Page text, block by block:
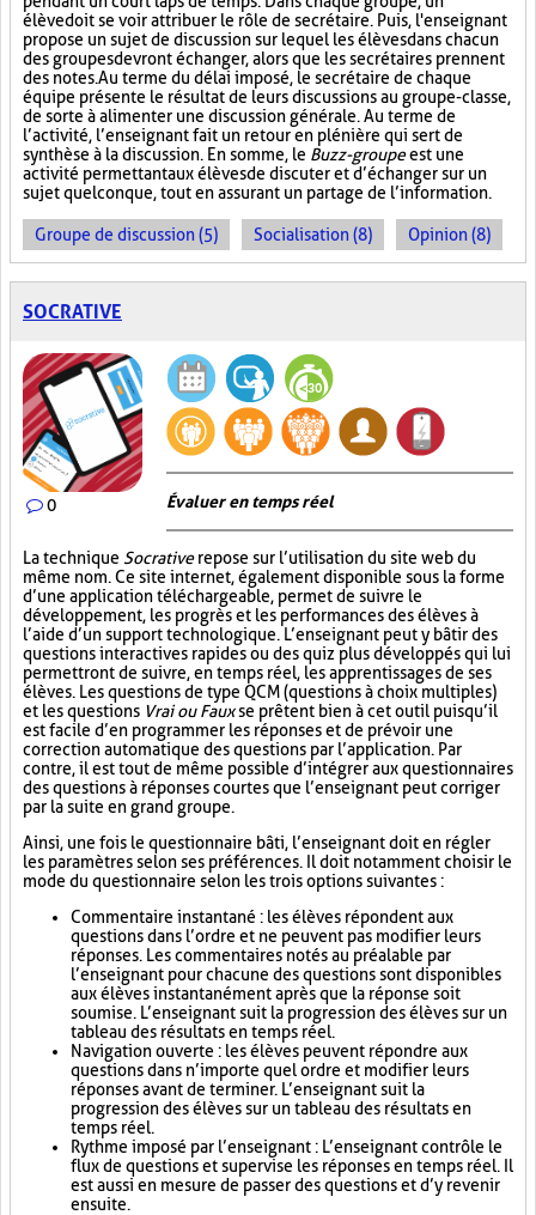
élève doit se voir attribuer le rôle de secrétaire. Puis, l'enseignant
propose un sujet de discussion sur lequel les élèves dans chacun
des groupes devront échanger, alors que les secrétaires prennent
des notes. Au terme du délai imposé, le secrétaire de chaque
équipe présente le résultat de leurs discussions au groupe-classe,
de sorte à alimenter une discussion générale. Au terme de
l’activité, l’enseignant fait un retour en plénière qui sert de
synthèse à la discussion. En somme, le Buzz-groupeest une
activité permettant aux élèves de discuter et d’échanger sur un
sujet quelconque, tout en assurant un partage de l’information.
Groupe de discussion (5) Socialisation (8) Opinion (8)
SOCRATIVE
0 Évaluer en temps réel
La technique Socrativerepose sur l’utilisation du site web du
même nom. Ce site internet, également disponible sous la forme
d’une application téléchargeable, permet de suivre le
développement, les progrès et les performances des élèves à
l’aide d’un support technologique. L’enseignant peut y bâtir des
questions interactives rapides ou des quiz plus développés qui lui
permettront de suivre, en temps réel, les apprentissages de ses
élèves. Les questions de type QCM (questions à choix multiples)
et les questions Vrai ou Fauxse prêtent bien à cet outil puisqu’il
est facile d’en programmer les réponses et de prévoir une
correction automatique des questions par l’application. Par
contre, il est tout de même possible d’intégrer aux questionnaires
des questions à réponses courtes que l’enseignant peut corriger
par la suite en grand groupe.
Ainsi, une fois le questionnaire bâti, l’enseignant doit en régler
les paramètres selon ses préférences. Il doit notamment choisir le
mode du questionnaire selon les trois options suivantes :
Commentaire instantané : les élèves répondent aux
questions dans l’ordre et ne peuvent pas modifier leurs
réponses. Les commentaires notés au préalable par
l’enseignant pour chacune des questions sont disponibles
aux élèves instantanément après que la réponse soit
soumise. L’enseignant suit la progression des élèves sur un
tableau des résultats en temps réel.
Navigation ouverte : les élèves peuvent répondre aux
questions dans n’importe quel ordre et modifier leurs
réponses avant de terminer. L’enseignant suit la
progression des élèves sur un tableau des résultats en
temps réel.
Rythme imposé par l’enseignant : L’enseignant contrôle le
flux de questions et supervise les réponses en temps réel. Il
est aussi en mesure de passer des questions et d’y revenir
ensuite.